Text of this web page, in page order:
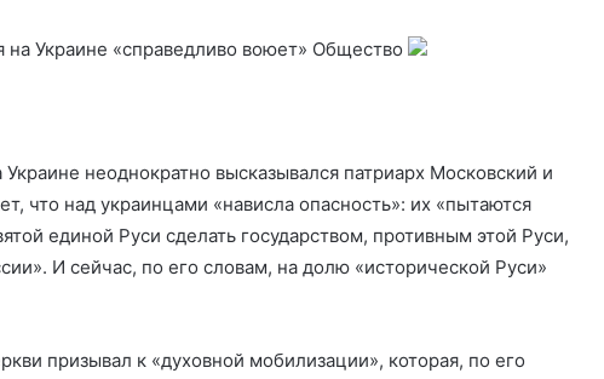
Украине «справедливо воюет» Общество
неоднократно высказывался патриарх Московский и
что над украинцами «нависла опасность»: их «пытаются
единой Руси сделать государством, противным этой Руси,
И сейчас, по его словам, на долю «исторической Руси»
призывал к «духовной мобилизации», которая, по его